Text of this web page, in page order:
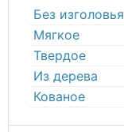
Без изголовья
Мягкое
Твердое
Из дерева
Кованое